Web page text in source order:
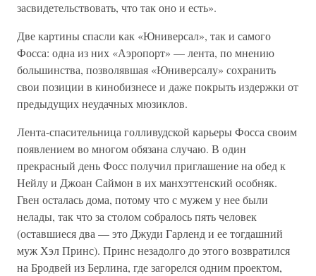
засвидетельствовать, что так оно и есть».
Две картины спасли как «Юниверсал», так и самого
Фосса: одна из них «Аэропорт» — лента, по мнению
большинства, позволявшая «Юниверсалу» сохранить
свои позиции в кинобизнесе и даже покрыть издержки от
предыдущих неудачных мюзиклов.
Лента-спасительница голливудской карьеры Фосса своим
появлением во многом обязана случаю. В один
прекрасный день Фосс получил приглашение на обед к
Нейлу и Джоан Саймон в их манхэттенский особняк.
Гвен осталась дома, потому что с мужем у нее были
нелады, так что за столом собралось пять человек
(оставшиеся два — это Джуди Гарленд и ее тогдашний
муж Хэл Принс). Принс незадолго до этого возвратился
на Бродвей из Берлина, где загорелся одним проектом,